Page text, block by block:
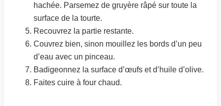
hachée. Parsemez de gruyère râpé sur toute la
surface de la tourte.
Recouvrez la partie restante.
Couvrez bien, sinon mouillez les bords d’un peu
d’eau avec un pinceau.
Badigeonnez la surface d’œufs et d’huile d’olive.
Faites cuire à four chaud.